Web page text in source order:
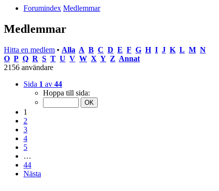
Forumindex Medlemmar
Medlemmar
Hitta en medlem • Alla A B C D E F G H I J K L M N
O P Q R S T U V W X Y Z Annat
2156 användare
Sida 1 av 44
Hoppa till sida:
1
2
3
4
5
…
44
Nästa